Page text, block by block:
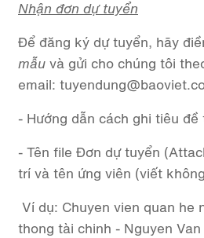
Nhận đơn dự tuyển
Để đăng ký dự tuyển, hãy
mẫu và gửi cho chúng tôi
email:
- Hướng dẫn cách ghi tiêu đề
- Tên file Đơn dự tuyển
trí và tên ứng viên (viết
Ví dụ: Chuyen vien quan he
thong tài chinh - Nguyen Van